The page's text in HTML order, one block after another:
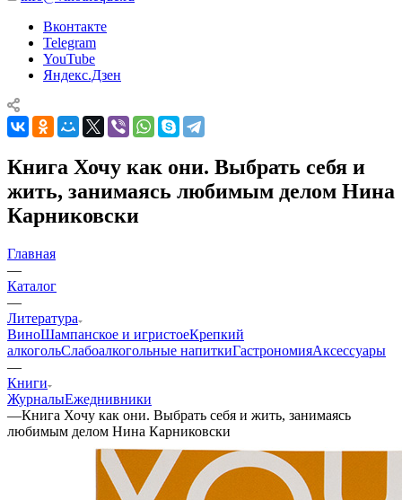
Вконтакте
Telegram
YouTube
Яндекс.Дзен
Книга Хочу как они. Выбрать себя и
жить, занимаясь любимым делом Нина
Карниковски
Главная
—
Каталог
—
Литература
ВиноШампанское и игристоеКрепкий
алкогольСлабоалкогольные напиткиГастрономияАксессуары
—
Книги
ЖурналыЕжеднивники
—Книга Хочу как они. Выбрать себя и жить, занимаясь
любимым делом Нина Карниковски